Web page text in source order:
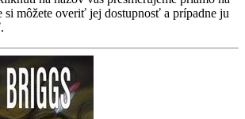
si môžete overiť jej dostupnosť a prípadne ju